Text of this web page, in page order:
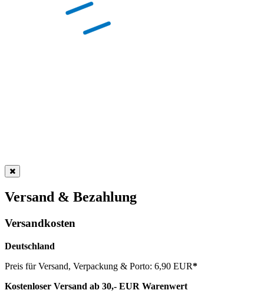
Versand & Bezahlung
Versandkosten
Deutschland
Preis für Versand, Verpackung & Porto: 6,90 EUR*
Kostenloser Versand ab 30,- EUR Warenwert